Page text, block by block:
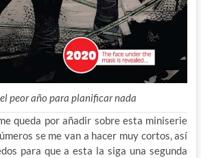
peor año para planificar nada
queda por añadir sobre esta miniserie
se me van a hacer muy cortos, así
para que a esta la siga una segunda